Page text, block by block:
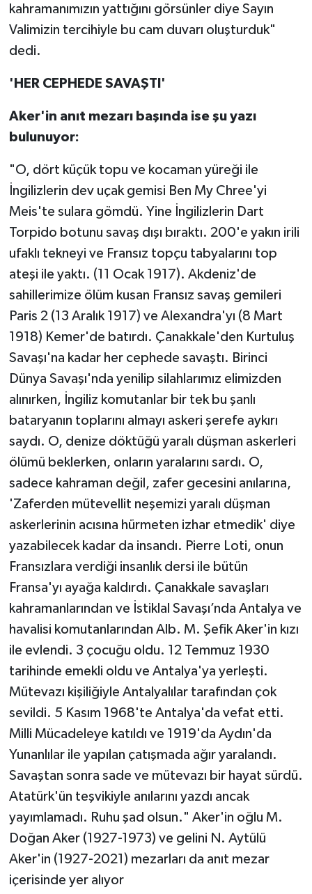
kahramanımızın yattığını görsünler diye Sayın
Valimizin tercihiyle bu cam duvarı oluşturduk"
dedi.
'HER CEPHEDE SAVAŞTI'
Aker'in anıt mezarı başında ise şu yazı
bulunuyor:
"O, dört küçük topu ve kocaman yüreği ile
İngilizlerin dev uçak gemisi Ben My Chree'yi
Meis'te sulara gömdü. Yine İngilizlerin Dart
Torpido botunu savaş dışı bıraktı. 200'e yakın irili
ufaklı tekneyi ve Fransız topçu tabyalarını top
ateşi ile yaktı. (11 Ocak 1917). Akdeniz'de
sahillerimize ölüm kusan Fransız savaş gemileri
Paris 2 (13 Aralık 1917) ve Alexandra'yı (8 Mart
1918) Kemer'de batırdı. Çanakkale'den Kurtuluş
Savaşı'na kadar her cephede savaştı. Birinci
Dünya Savaşı'nda yenilip silahlarımız elimizden
alınırken, İngiliz komutanlar bir tek bu şanlı
bataryanın toplarını almayı askeri şerefe aykırı
saydı. O, denize döktüğü yaralı düşman askerleri
ölümü beklerken, onların yaralarını sardı. O,
sadece kahraman değil, zafer gecesini anılarına,
'Zaferden mütevellit neşemizi yaralı düşman
askerlerinin acısına hürmeten izhar etmedik' diye
yazabilecek kadar da insandı. Pierre Loti, onun
Fransızlara verdiği insanlık dersi ile bütün
Fransa'yı ayağa kaldırdı. Çanakkale savaşları
kahramanlarından ve İstiklal Savaşı’nda Antalya ve
havalisi komutanlarından Alb. M. Şefik Aker'in kızı
ile evlendi. 3 çocuğu oldu. 12 Temmuz 1930
tarihinde emekli oldu ve Antalya'ya yerleşti.
Mütevazı kişiliğiyle Antalyalılar tarafından çok
sevildi. 5 Kasım 1968'te Antalya'da vefat etti.
Milli Mücadeleye katıldı ve 1919'da Aydın'da
Yunanlılar ile yapılan çatışmada ağır yaralandı.
Savaştan sonra sade ve mütevazı bir hayat sürdü.
Atatürk'ün teşvikiyle anılarını yazdı ancak
yayımlamadı. Ruhu şad olsun." Aker'in oğlu M.
Doğan Aker (1927-1973) ve gelini N. Aytülü
Aker'in (1927-2021) mezarları da anıt mezar
içerisinde yer alıyor